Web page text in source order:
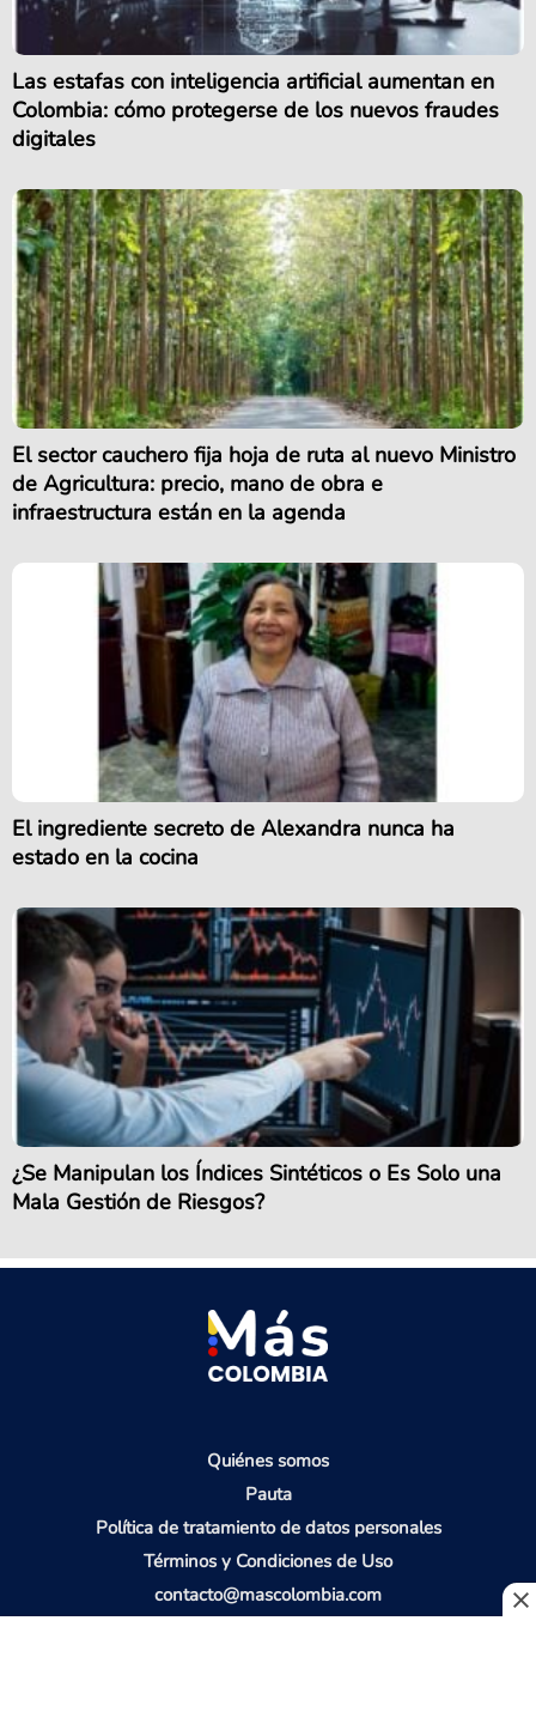
Las estafas con inteligencia artificial aumentan en
Colombia: cómo protegerse de los nuevos fraudes
digitales
El sector cauchero fija hoja de ruta al nuevo Ministro
de Agricultura: precio, mano de obra e
infraestructura están en la agenda
El ingrediente secreto de Alexandra nunca ha
estado en la cocina
¿Se Manipulan los Índices Sintéticos o Es Solo una
Mala Gestión de Riesgos?
Quiénes somos
Pauta
Política de tratamiento de datos personales
Términos y Condiciones de Uso
contacto@mascolombia.com